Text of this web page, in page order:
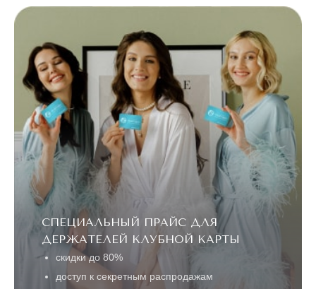
СПЕЦИАЛЬНЫЙ ПРАЙС ДЛЯ
ДЕРЖАТЕЛЕЙ КЛУБНОЙ КАРТЫ
скидки до 80%
доступ к секретным распродажам